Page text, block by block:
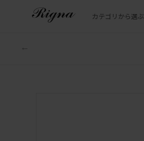
カテゴリから選ぶ